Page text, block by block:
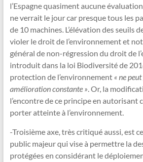
l’Espagne quasiment aucune
ne verrait le jour car presque tous les
de 10 machines. L’élévation des seuils
violer le droit de l’environnement et
général de non-régression du droit de
introduit dans la loi Biodiversité de
protection de l’environnement « ne
amélioration constante ». Or, la
l’encontre de ce principe en autorisant
porter atteinte à l’environnement.
-Troisième axe, très critiqué aussi, est
public majeur qui vise à permettre la
protégées en considérant le